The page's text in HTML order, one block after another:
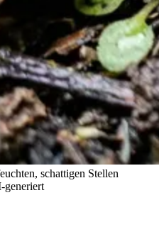
schattigen Stellen
generiert